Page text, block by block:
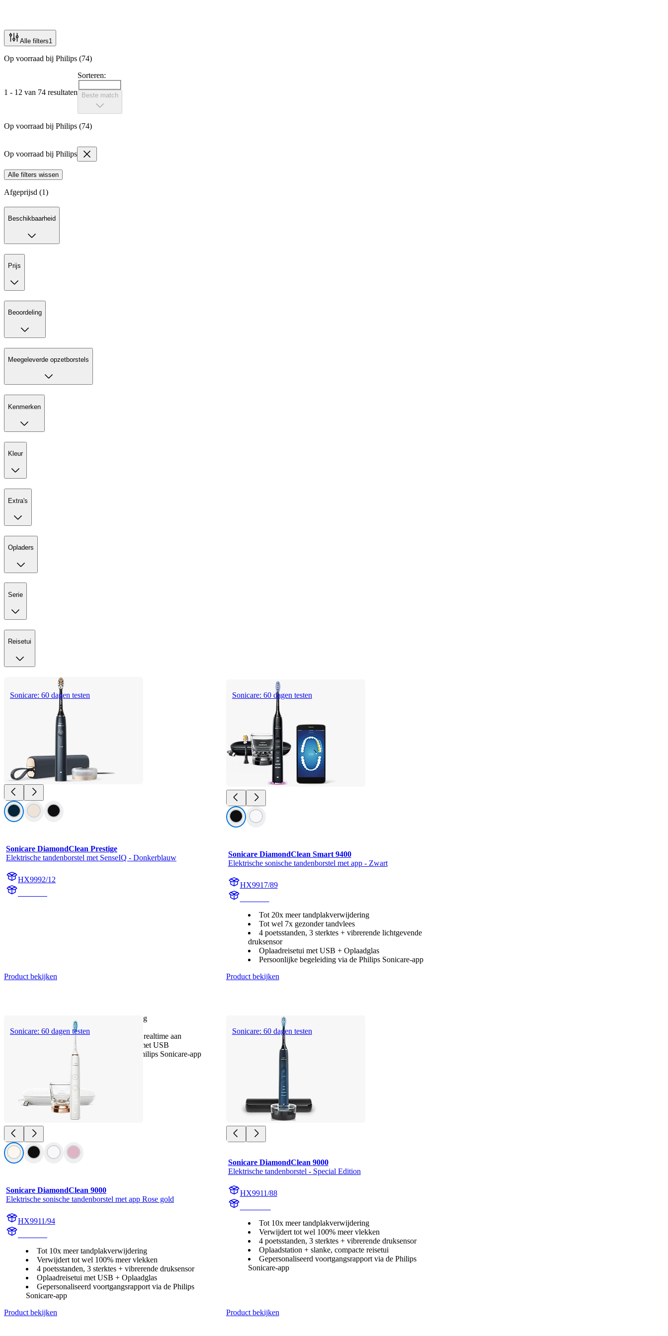
Alle filters1
Op voorraad bij Philips (74)
1 - 12 van 74 resultaten
Sorteren:
Beste match
Op voorraad bij Philips (74)
Op voorraad bij Philips
Alle filters wissen
Afgeprijsd (1)
Beschikbaarheid
Prijs
Beoordeling
Meegeleverde opzetborstels
Kenmerken
Kleur
Extra's
Opladers
Serie
Reisetui
Sonicare: 60 dagen testen
Sonicare DiamondClean Prestige
Elektrische tandenborstel met SenseIQ - Donkerblauw
HX9992/12
Tot 20x meer tandplakverwijdering
Tot 15 x gezonder tandvlees
SenseIQ-technologie: past zich in realtime aan
Oplaadstation + Prestige reisetui met USB
Persoonlijke begeleiding via de Philips Sonicare-app
Product bekijken
Sonicare: 60 dagen testen
Sonicare DiamondClean Smart 9400
Elektrische sonische tandenborstel met app - Zwart
HX9917/89
Tot 20x meer tandplakverwijdering
Tot wel 7x gezonder tandvlees
4 poetsstanden, 3 sterktes + vibrerende lichtgevende
druksensor
Oplaadreisetui met USB + Oplaadglas
Persoonlijke begeleiding via de Philips Sonicare-app
Product bekijken
Sonicare: 60 dagen testen
Sonicare DiamondClean 9000
Elektrische sonische tandenborstel met app Rose gold
HX9911/94
Tot 10x meer tandplakverwijdering
Verwijdert tot wel 100% meer vlekken
4 poetsstanden, 3 sterktes + vibrerende druksensor
Oplaadreisetui met USB + Oplaadglas
Gepersonaliseerd voortgangsrapport via de Philips
Sonicare-app
Product bekijken
Sonicare: 60 dagen testen
Sonicare DiamondClean 9000
Elektrische tandenborstel - Special Edition
HX9911/88
Tot 10x meer tandplakverwijdering
Verwijdert tot wel 100% meer vlekken
4 poetsstanden, 3 sterktes + vibrerende druksensor
Oplaadstation + slanke, compacte reisetui
Gepersonaliseerd voortgangsrapport via de Philips
Sonicare-app
Product bekijken